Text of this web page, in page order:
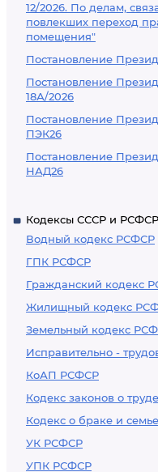
12/2026. По делам,
повлекших переход
помещения"
Постановление
Постановление
18А/2026
Постановление
ПЭК26
Постановление
НАД26
Кодексы СССР и РСФСР
Водный кодекс РСФСР
ГПК РСФСР
Гражданский кодекс
Жилищный кодекс
Земельный кодекс
Исправительно -
КоАП РСФСР
Кодекс законов о труде
Кодекс о браке и
УК РСФСР
УПК РСФСР